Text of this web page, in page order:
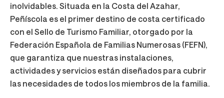
inolvidables. Situada en la Costa del Azahar,
Peñíscola es el primer destino de costa certificado
con el Sello de Turismo Familiar, otorgado por la
Federación Española de Familias Numerosas (FEFN),
que garantiza que nuestras instalaciones,
actividades y servicios están diseñados para cubrir
las necesidades de todos los miembros de la familia​.